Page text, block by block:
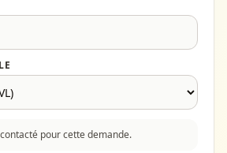
pour cette demande.